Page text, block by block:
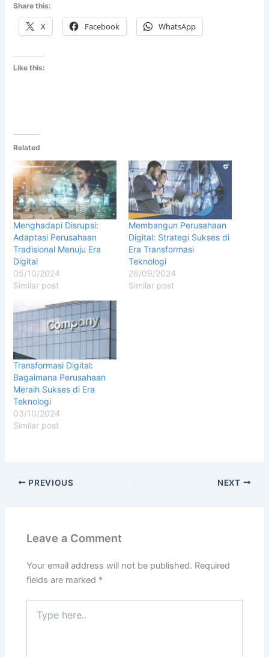
Share this:
X Facebook WhatsApp
Like this:
Related
Menghadapi Disrupsi:
Adaptasi Perusahaan
Tradisional Menuju Era
Digital
05/10/2024
Similar post
Membangun Perusahaan
Digital: Strategi Sukses di
Era Transformasi
Teknologi
26/09/2024
Similar post
Transformasi Digital:
Bagaimana Perusahaan
Meraih Sukses di Era
Teknologi
03/10/2024
Similar post
PREVIOUS NEXT
Leave a Comment
Your email address will not be published. Required
fields are marked *
here..